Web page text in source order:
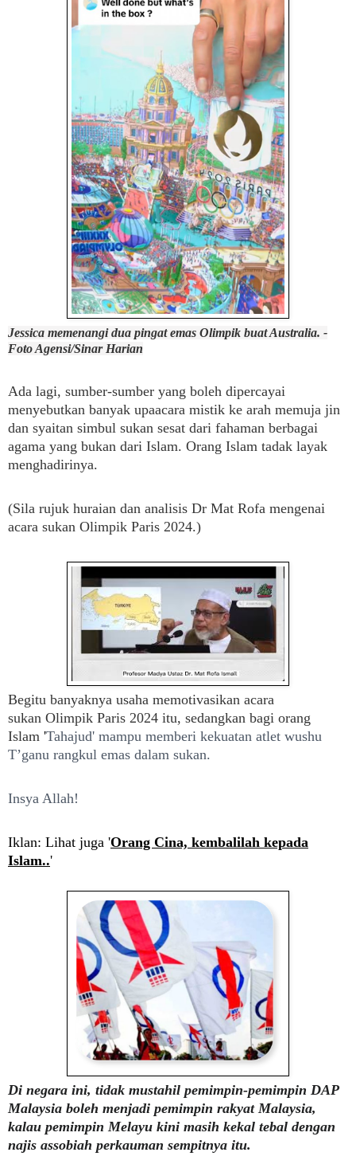
Jessica memenangi dua pingat emas Olimpik buat Australia. -
Foto Agensi/Sinar Harian
Ada lagi, sumber-sumber yang boleh dipercayai
menyebutkan banyak upaacara mistik ke arah memuja jin
dan syaitan simbul sukan sesat dari fahaman berbagai
agama yang bukan dari Islam. Orang Islam tadak layak
menghadirinya.
(Sila rujuk huraian dan analisis Dr Mat Rofa mengenai
acara sukan Olimpik Paris 2024.)
Begitu banyaknya usaha memotivasikan acara
sukan Olimpik Paris 2024 itu, sedangkan bagi orang
Islam 'Tahajud' mampu memberi kekuatan atlet wushu
T’ganu rangkul emas dalam sukan.
Insya Allah!
Iklan: Lihat juga 'Orang Cina, kembalilah kepada
Islam..'
Di negara ini, tidak mustahil pemimpin-pemimpin DAP
Malaysia boleh menjadi pemimpin rakyat Malaysia,
kalau pemimpin Melayu kini masih kekal tebal dengan
najis assobiah perkauman sempitnya itu.